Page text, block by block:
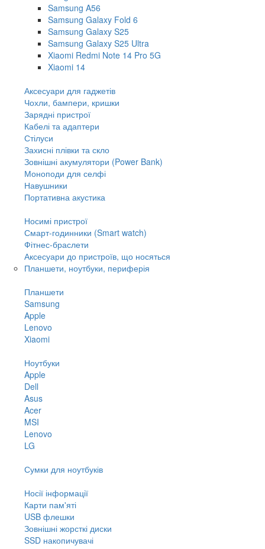
Samsung A56
Samsung Galaxy Fold 6
Samsung Galaxy S25
Samsung Galaxy S25 Ultra
Xiaomi Redmi Note 14 Pro 5G
Xiaomi 14
Аксесуари для гаджетів
Чохли, бампери, кришки
Зарядні пристрої
Кабелі та адаптери
Стілуси
Захисні плівки та скло
Зовнішні акумулятори (Power Bank)
Моноподи для селфі
Навушники
Портативна акустика
Носимі пристрої
Смарт-годинники (Smart watch)
Фітнес-браслети
Аксесуари до пристроїв, що носяться
Планшети, ноутбуки, периферія
Планшети
Samsung
Apple
Lenovo
Xiaomi
Ноутбуки
Apple
Dell
Asus
Acer
MSI
Lenovo
LG
Сумки для ноутбуків
Носії інформації
Карти пам'яті
USB флешки
Зовнішні жорсткі диски
SSD накопичувачі